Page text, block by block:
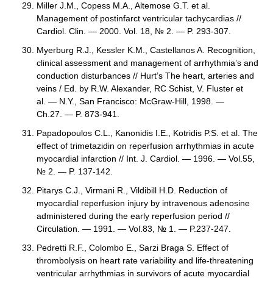
Miller J.M., Copess M.A., Altemose G.T. et al.
Management of postinfarct ventricular tachycardias //
Cardiol. Clin. — 2000. Vol. 18, № 2. — P. 293-307.
Myerburg R.J., Kessler K.M., Castellanos A. Recognition,
clinical assessment and management of arrhythmia’s and
conduction disturbances // Hurt’s The heart, arteries and
veins / Ed. by R.W. Alexander, RC Schist, V. Fluster et
al. — N.Y., San Francisco: McGraw-Hill, 1998. —
Ch.27. — P. 873-941.
Papadopoulos C.L., Kanonidis I.E., Kotridis P.S. et al. The
effect of trimetazidin on reperfusion arrhythmias in acute
myocardial infarction // Int. J. Cardiol. — 1996. — Vol.55,
№ 2. — P. 137-142.
Pitarys C.J., Virmani R., Vildibill H.D. Reduction of
myocardial reperfusion injury by intravenous adenosine
administered during the early reperfusion period //
Circulation. — 1991. — Vol.83, № 1. — P.237-247.
Pedretti R.F., Colombo E., Sarzi Braga S. Effect of
thrombolysis on heart rate variability and life-threatening
ventricular arrhythmias in survivors of acute myocardial